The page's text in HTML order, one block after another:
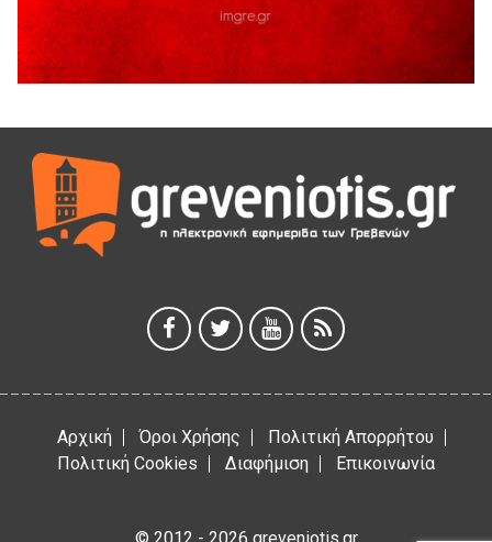
5 Αυγούστου 2026
Διακοπή υδροδότησης του Α΄ κλάδου ύδρευσης
5 Αυγούστου 2026
Θερινό Σινεμά στο πλαίσιο του «Πολιτιστικού
Καλοκαιριού 2026» με την βραβευμένη ταινία «Μικρές
Ανάσες».
5 Αυγούστου 2026
5 Αυγούστου 2026
Αρχική Όροι Χρήσης
Πολιτική Απορρήτου
Πολιτική Cookies
Διαφήμιση Επικοινωνία